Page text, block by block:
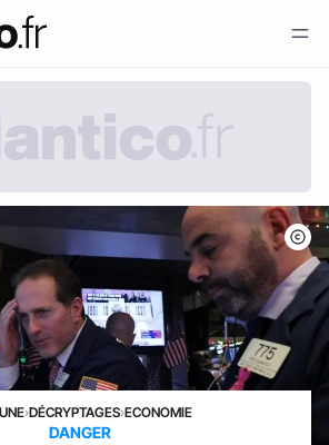
›DÉCRYPTAGES›ECONOMIE
DANGER